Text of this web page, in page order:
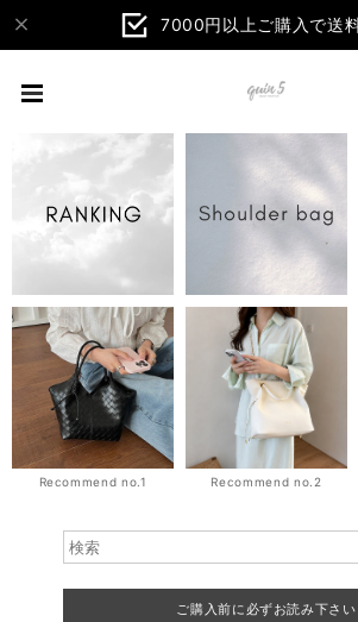
7000円以上ご購入で送
Recommend no.1 Recommend no.2
ご購入前に必ずお読み下さい